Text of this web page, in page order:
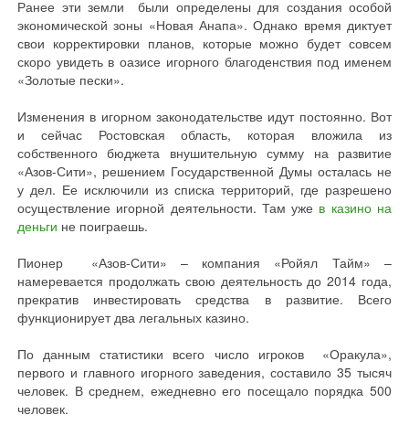
Ранее эти земли были определены для создания особой
экономической зоны «Новая Анапа». Однако время диктует
свои корректировки планов, которые можно будет совсем
скоро увидеть в оазисе игорного благоденствия под именем
«Золотые пески».
Изменения в игорном законодательстве идут постоянно. Вот
и сейчас Ростовская область, которая вложила из
собственного бюджета внушительную сумму на развитие
«Азов-Сити», решением Государственной Думы осталась не
у дел. Ее исключили из списка территорий, где разрешено
осуществление игорной деятельности. Там уже в казино на
деньги не поиграешь.
Пионер «Азов-Сити» – компания «Ройял Тайм» –
намеревается продолжать свою деятельность до 2014 года,
прекратив инвестировать средства в развитие. Всего
функционирует два легальных казино.
По данным статистики всего число игроков «Оракула»,
первого и главного игорного заведения, составило 35 тысяч
человек. В среднем, ежедневно его посещало порядка 500
человек.